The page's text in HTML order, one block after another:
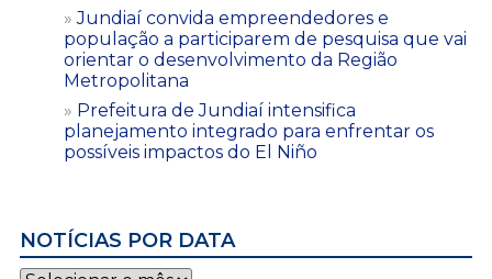
Jundiaí convida empreendedores e
população a participarem de pesquisa que vai
orientar o desenvolvimento da Região
Metropolitana
Prefeitura de Jundiaí intensifica
planejamento integrado para enfrentar os
possíveis impactos do El Niño
NOTÍCIAS POR DATA